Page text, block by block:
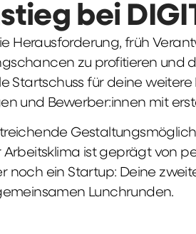
bei
Herausforderung, früh
zu profitieren und
Startschuss für deine
und Bewerber:innen mit
Arbeitsklima ist geprägt von
noch ein Startup: Deine
Lunchrunden.